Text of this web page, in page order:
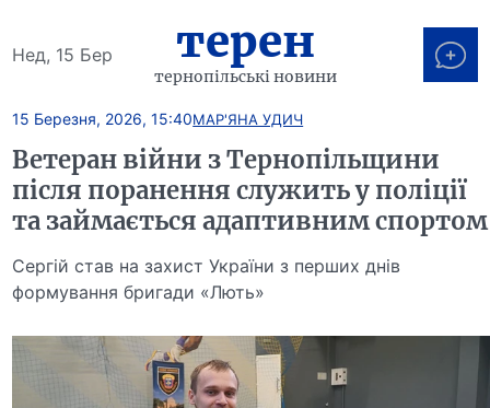
Нед, 15 Бер терен
тернопільські новини
15 Березня, 2026, 15:40МАР'ЯНА УДИЧ
Ветеран війни з Тернопільщини
після поранення служить у поліції
та займається адаптивним спортом
Сергій став на захист України з перших днів
формування бригади «Лють»